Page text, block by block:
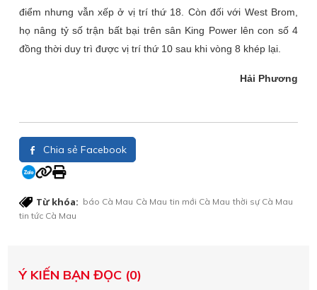
điểm nhưng vẫn xếp ở vị trí thứ 18. Còn đối với West Brom,
họ nâng tỷ số trận bất bại trên sân King Power lên con số 4
đồng thời duy trì được vị trí thứ 10 sau khi vòng 8 khép lại.
Hải Phương
Chia sẻ Facebook
Từ khóa: báo Cà Mau Cà Mau tin mới Cà Mau thời sự Cà Mau
tin tức Cà Mau
Ý KIẾN BẠN ĐỌC (0)